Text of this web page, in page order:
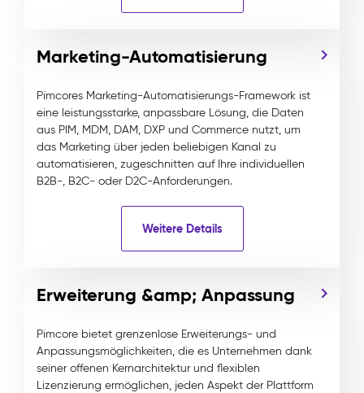
Marketing-Automatisierung
Pimcores Marketing-Automatisierungs-Framework ist
eine leistungsstarke, anpassbare Lösung, die Daten
aus PIM, MDM, DAM, DXP und Commerce nutzt, um
das Marketing über jeden beliebigen Kanal zu
automatisieren, zugeschnitten auf Ihre individuellen
B2B-, B2C- oder D2C-Anforderungen.
Weitere Details
Erweiterung &amp; Anpassung
Pimcore bietet grenzenlose Erweiterungs- und
Anpassungsmöglichkeiten, die es Unternehmen dank
seiner offenen Kernarchitektur und flexiblen
Lizenzierung ermöglichen, jeden Aspekt der Plattform